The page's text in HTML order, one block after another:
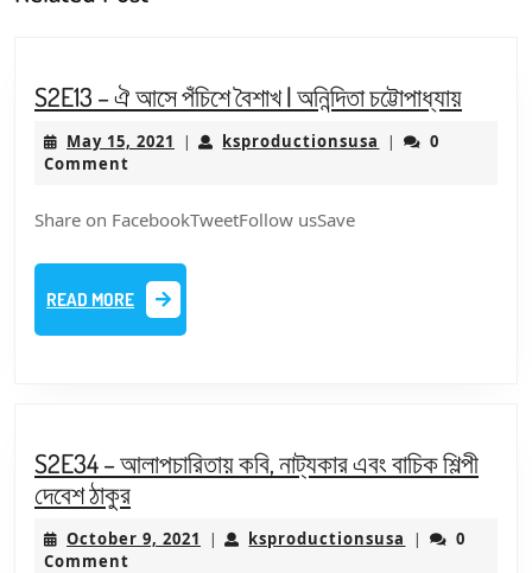
S2E13 – ঐ আসে পঁচিশে বৈশাখ | অনিন্দিতা চট্টোপাধ্যায়S2E13
May 15, 2021 May
| ksproductionsusa |
0
Comment
Share on FacebookTweetFollow usSave
READ MORE
READ
MORE
S2E34 – আলাপচারিতায় কবি, নাট্যকার এবং বাচিক শিল্পী
দেবেশ ঠাকুরS2E34
আলাপচারিতায়
October 9, 2021 October
| ksproductionsusa |
0
Comment